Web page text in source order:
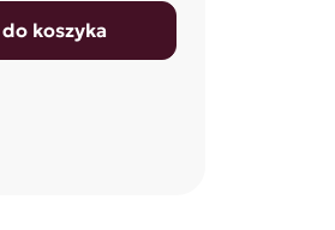
koszyka